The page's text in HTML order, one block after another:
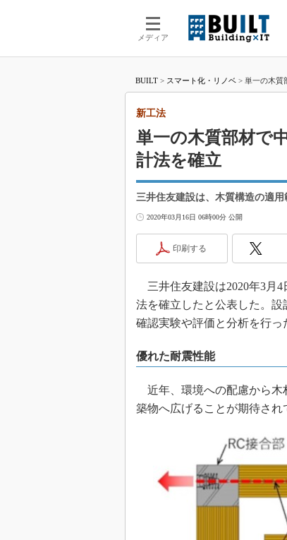
メディア
BUILT > スマート化・リノベ > 単一の木質
単一の木質部材で
計法を確立
新工法
三井住友建設は、木質構造の適
2020年03月16日 06時00分 公開
印刷する
三井住友建設は2020年3月4
法を確立したと公表した。
確認実験や評価と分析を行っ
優れた耐震性能
近年、環境への配慮から木
築物へ広げることが期待され